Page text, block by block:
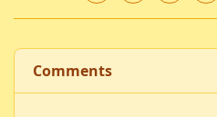
Comments